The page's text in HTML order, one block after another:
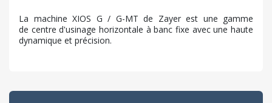
La machine XIOS G / G-MT de Zayer est une gamme
de centre d'usinage horizontale à banc fixe avec une haute
dynamique et précision.